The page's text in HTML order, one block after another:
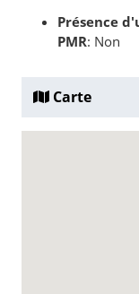
Présence
PMR: Non
Carte